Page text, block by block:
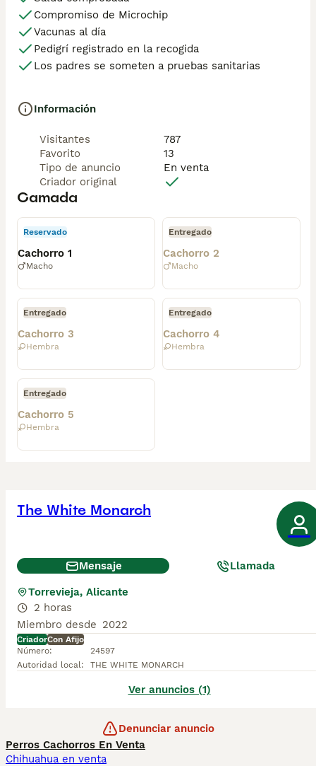
Compromiso de Microchip
Vacunas al día
Pedigrí registrado en la recogida
Los padres se someten a pruebas sanitarias
Información
Visitantes
787
Favorito
13
Tipo de anuncio
En venta
Criador original
Camada
Reservado
Cachorro 1
Macho
Entregado
Cachorro 2
Macho
Entregado
Cachorro 3
Hembra
Entregado
Cachorro 4
Hembra
Entregado
Cachorro 5
Hembra
The White Monarch
Mensaje Llamada
Torrevieja, Alicante
2 horas
Miembro desde 2022
CriadorCon Afijo
Número:
24597
Autoridad local: THE WHITE MONARCH
Ver anuncios (1)
Denunciar anuncio
Perros Cachorros En Venta
Chihuahua en venta